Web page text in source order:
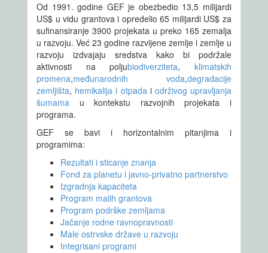
Od 1991. godine GEF je obezbedio 13,5 milijardi
US$ u vidu grantova i opredelio 65 milijardi US$ za
sufinansiranje 3900 projekata u preko 165 zemalja
u razvoju. Već 23 godine razvijene zemlje i zemlje u
razvoju izdvajaju sredstva kako bi podržale
aktivnosti na poljubiodiverziteta,klimatskih
promena,međunarodnih voda,degradacije
zemljišta, hemikalija i otpadai održivog upravljanja
šumama u kontekstu razvojnih projekata i
programa.
GEF se bavi i horizontalnim pitanjima i
programima:
Rezultati i sticanje znanja
Fond za planetu i javno-privatno partnerstvo
Izgradnja kapaciteta
Program malih grantova
Program podrške zemljama
Jačanje rodne ravnopravnosti
Male ostrvske države u razvoju
Integrisani programi